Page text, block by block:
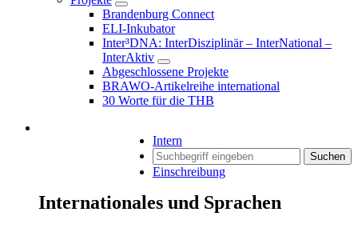
Brandenburg Connect
ELI-Inkubator
Inter³DNA: InterDisziplinär – InterNational –
InterAktiv
Abgeschlossene Projekte
BRAWO-Artikelreihe international
30 Worte für die THB
Intern
Suchen
Einschreibung
Internationales und Sprachen